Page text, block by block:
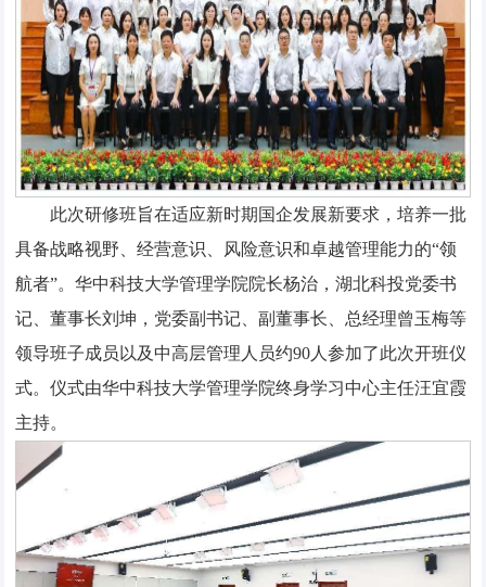
此次研修班旨在适应新时期国企发展新要求，培养一批
具备战略视野、经营意识、风险意识和卓越管理能力的“领
航者”。华中科技大学管理学院院长杨治，湖北科投党委书
记、董事长刘坤，党委副书记、副董事长、总经理曾玉梅等
领导班子成员以及中高层管理人员约90人参加了此次开班仪
式。仪式由华中科技大学管理学院终身学习中心主任汪宜霞
主持。